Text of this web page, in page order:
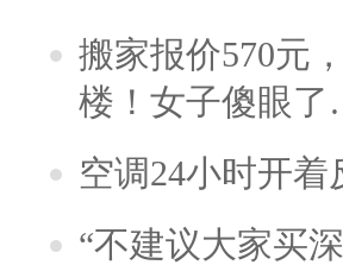
搬家报价570元
楼！女子傻眼
空调24小时开
“不建议大家买